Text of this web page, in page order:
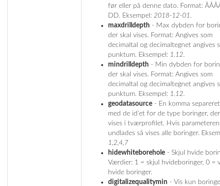
før eller på denne dato. Format:
DD. Eksempel: 2018-12-01 .
maxdrilldepth - Max dybden for
der skal vises. Format: Angives som
decimaltal og decimaltegnet angives
punktum. Eksempel: 1.12.
mindrilldepth - Min dybden for
der skal vises. Format: Angives som
decimaltal og decimaltegnet angives
punktum. Eksempel: 1.12.
geodatasource - En komma
med de id'et for de type boringer,
vises i tværprofilet. Hvis parameteren
undlades så vises alle boringer.
1,2,4,7
hidewhiteborehole - Skjul hvide
Værdier: 1 = skjul hvideboringer, 0 =
hvide boringer.
digitalizequalitymin - Vis kun